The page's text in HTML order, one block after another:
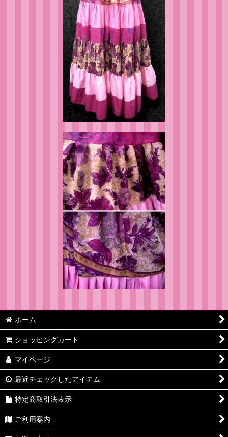
ホーム
ショッピングカート
マイページ
最近チェックしたアイテム
特定商取引法表示
ご利用案内